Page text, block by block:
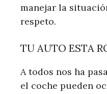
manejar la
respeto.
TU AUTO ESTA
A todos nos ha
el coche pueden